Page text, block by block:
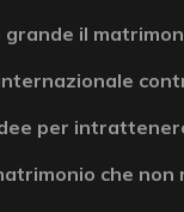
il
per
che